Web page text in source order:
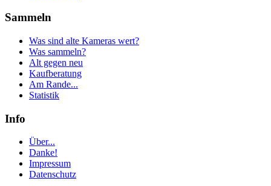
Sammeln
Was sind alte Kameras wert?
Was sammeln?
Alt gegen neu
Kaufberatung
Am Rande...
Statistik
Info
Über...
Danke!
Impressum
Datenschutz